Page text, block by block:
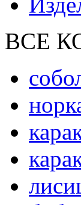
ВСЕ